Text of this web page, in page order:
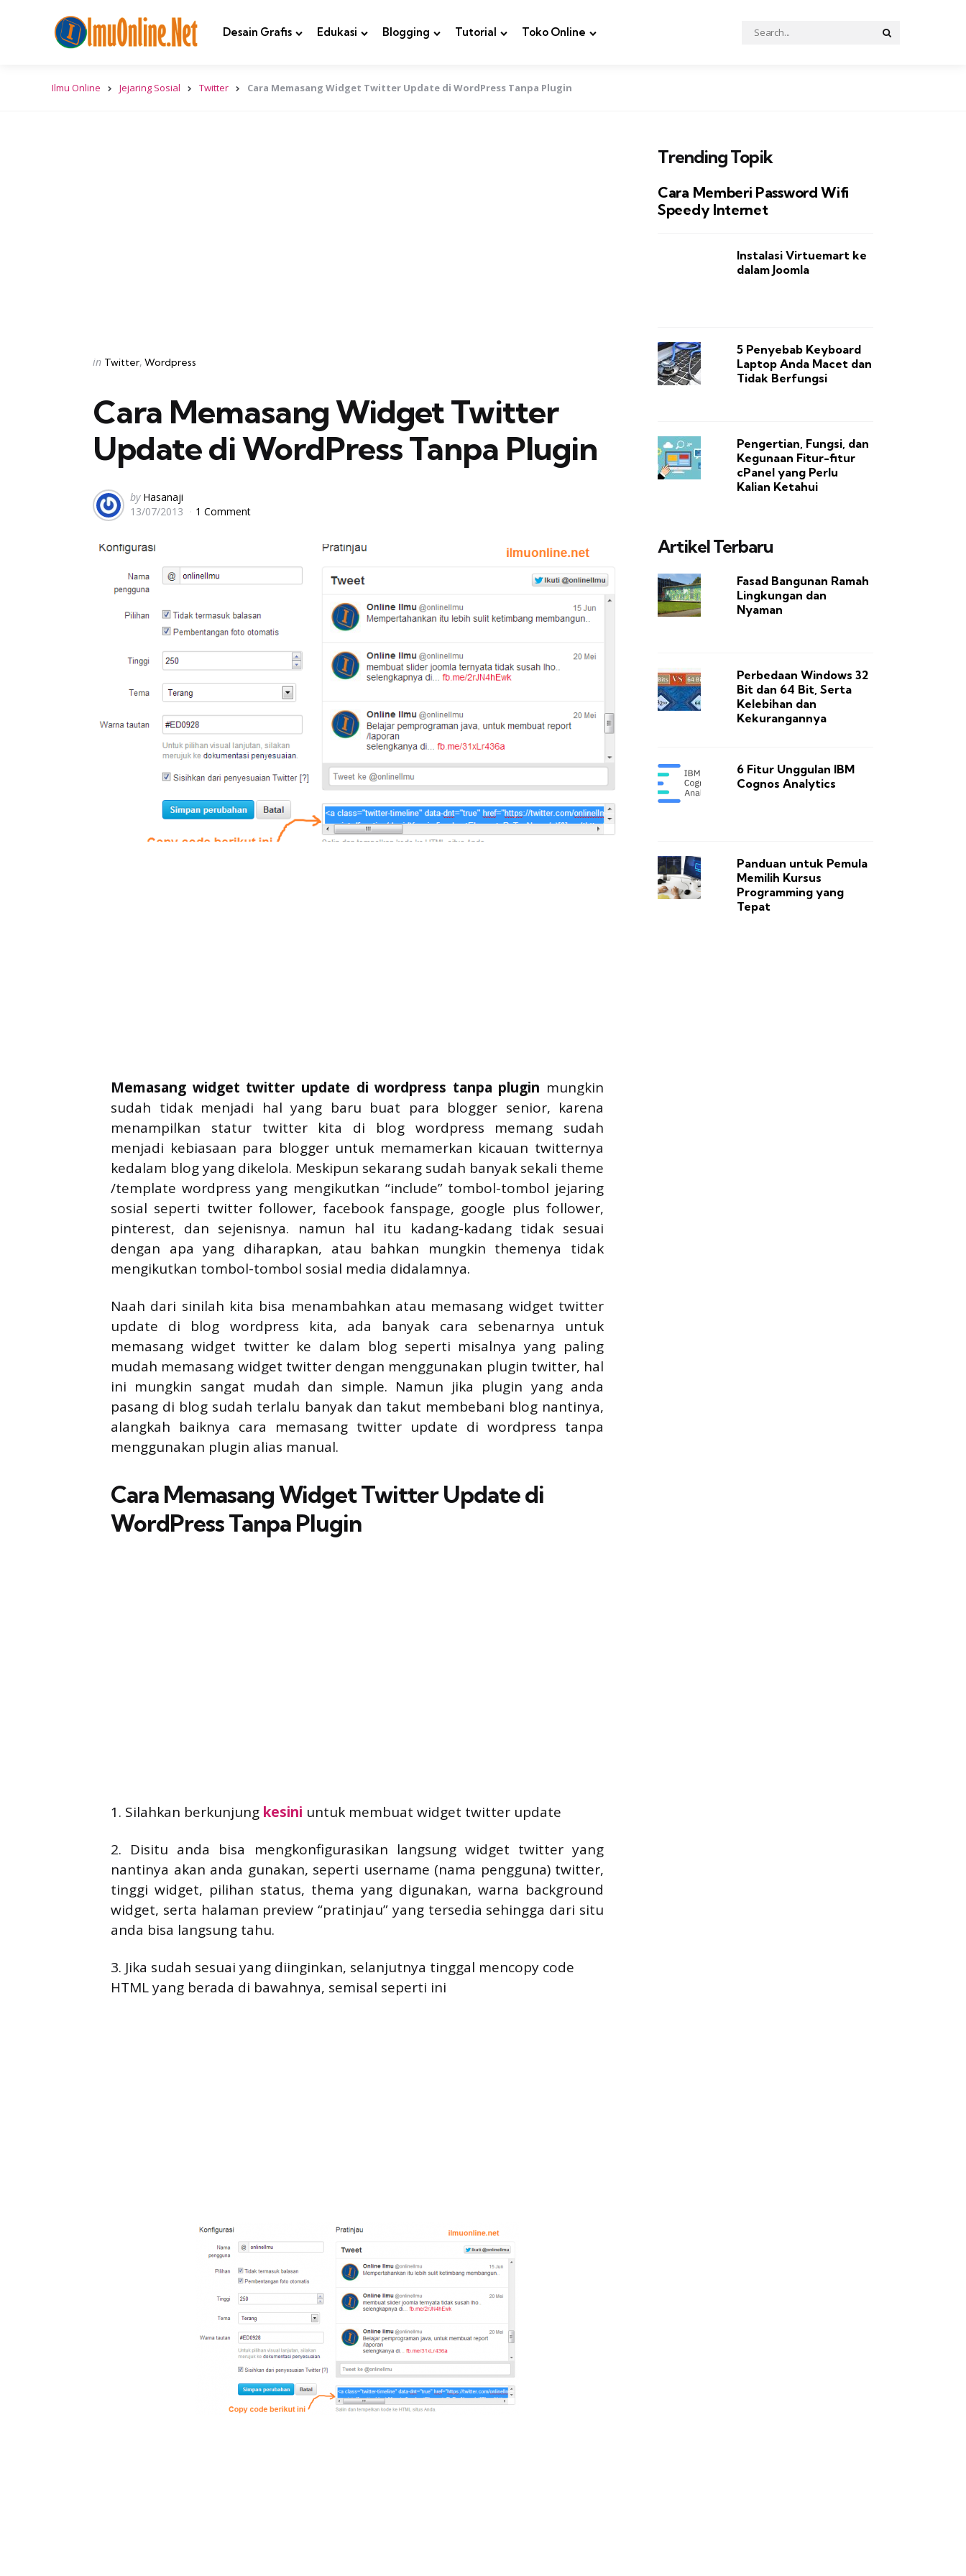
Desain Grafis Edukasi Blogging Tutorial Toko Online
Search
for:
Ilmu Online Jejaring Sosial Twitter Cara Memasang Widget Twitter Update di WordPress Tanpa Plugin
Categories
Posted
in Twitter Wordpress
Cara Memasang Widget Twitter
Update di WordPress Tanpa Plugin
Posted
by
by Hasanaji
13/07/2013
1 Comment
Memasang widget twitter update di wordpress tanpa plugin mungkin
sudah tidak menjadi hal yang baru buat para blogger senior, karena
menampilkan statur twitter kita di blog wordpress memang sudah
menjadi kebiasaan para blogger untuk memamerkan kicauan twitternya
kedalam blog yang dikelola. Meskipun sekarang sudah banyak sekali theme
/template wordpress yang mengikutkan “include” tombol-tombol jejaring
sosial seperti twitter follower, facebook fanspage, google plus follower,
pinterest, dan sejenisnya. namun hal itu kadang-kadang tidak sesuai
dengan apa yang diharapkan, atau bahkan mungkin themenya tidak
mengikutkan tombol-tombol sosial media didalamnya.
Naah dari sinilah kita bisa menambahkan atau memasang widget twitter
update di blog wordpress kita, ada banyak cara sebenarnya untuk
memasang widget twitter ke dalam blog seperti misalnya yang paling
mudah memasang widget twitter dengan menggunakan plugin twitter, hal
ini mungkin sangat mudah dan simple. Namun jika plugin yang anda
pasang di blog sudah terlalu banyak dan takut membebani blog nantinya,
alangkah baiknya cara memasang twitter update di wordpress tanpa
menggunakan plugin alias manual.
Cara Memasang Widget Twitter Update di
WordPress Tanpa Plugin
1. Silahkan berkunjung kesini untuk membuat widget twitter update
2. Disitu anda bisa mengkonfigurasikan langsung widget twitter yang
nantinya akan anda gunakan, seperti username (nama pengguna) twitter,
tinggi widget, pilihan status, thema yang digunakan, warna background
widget, serta halaman preview “pratinjau” yang tersedia sehingga dari situ
anda bisa langsung tahu.
3. Jika sudah sesuai yang diinginkan, selanjutnya tinggal mencopy code
HTML yang berada di bawahnya, semisal seperti ini
Trending Topik
Cara Memberi Password Wifi
Speedy Internet
Instalasi Virtuemart ke
dalam Joomla
5 Penyebab Keyboard
Laptop Anda Macet dan
Tidak Berfungsi
Pengertian, Fungsi, dan
Kegunaan Fitur-fitur
cPanel yang Perlu
Kalian Ketahui
Artikel Terbaru
Fasad Bangunan Ramah
Lingkungan dan
Nyaman
Perbedaan Windows 32
Bit dan 64 Bit, Serta
Kelebihan dan
Kekurangannya
6 Fitur Unggulan IBM
Cognos Analytics
Panduan untuk Pemula
Memilih Kursus
Programming yang
Tepat